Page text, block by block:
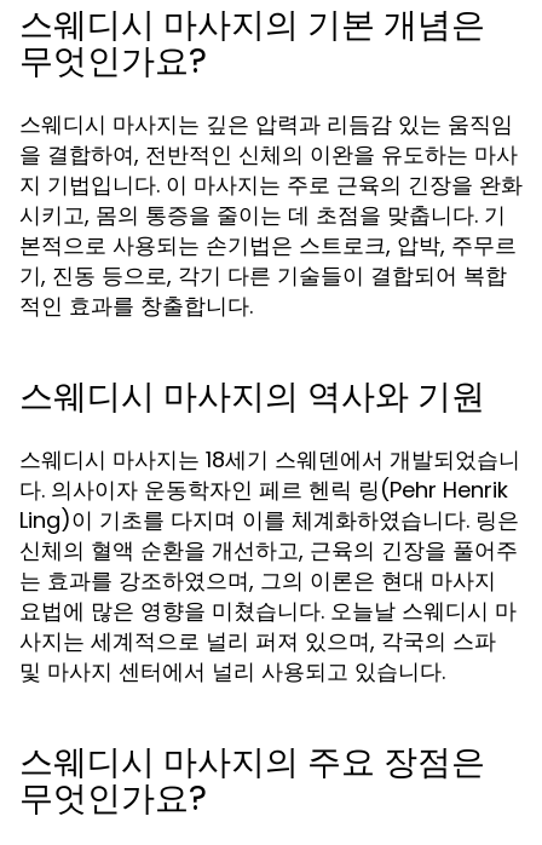
스웨디시 마사지의 기본 개념은
무엇인가요?
스웨디시 마사지는 깊은 압력과 리듬감 있는 움직임
을 결합하여, 전반적인 신체의 이완을 유도하는 마사
지 기법입니다. 이 마사지는 주로 근육의 긴장을 완화
시키고, 몸의 통증을 줄이는 데 초점을 맞춥니다. 기
본적으로 사용되는 손기법은 스트로크, 압박, 주무르
기, 진동 등으로, 각기 다른 기술들이 결합되어 복합
적인 효과를 창출합니다.
스웨디시 마사지의 역사와 기원
스웨디시 마사지는 18세기 스웨덴에서 개발되었습니
다. 의사이자 운동학자인 페르 헨릭 링(Pehr Henrik
Ling)이 기초를 다지며 이를 체계화하였습니다. 링은
신체의 혈액 순환을 개선하고, 근육의 긴장을 풀어주
는 효과를 강조하였으며, 그의 이론은 현대 마사지
요법에 많은 영향을 미쳤습니다. 오늘날 스웨디시 마
사지는 세계적으로 널리 퍼져 있으며, 각국의 스파
및 마사지 센터에서 널리 사용되고 있습니다.
스웨디시 마사지의 주요 장점은
무엇인가요?